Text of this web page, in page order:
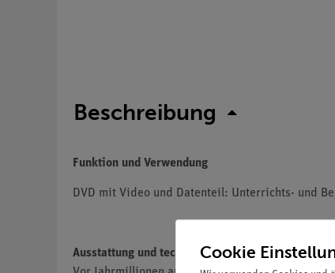
Beschreibung
Funktion und Verwendung
DVD mit Video und Datenteil: Unterrichts- und
Ausstattung und technische Daten
Cookie